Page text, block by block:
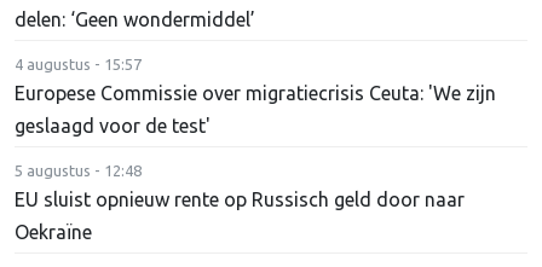
delen: ‘Geen wondermiddel’
4 augustus - 15:57
Europese Commissie over migratiecrisis Ceuta: 'We zijn
geslaagd voor de test'
5 augustus - 12:48
EU sluist opnieuw rente op Russisch geld door naar
Oekraïne